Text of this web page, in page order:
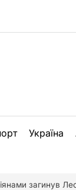
Україна
загинув Леонід